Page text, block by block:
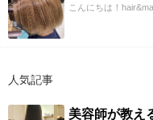
こんにちは！
人気記事